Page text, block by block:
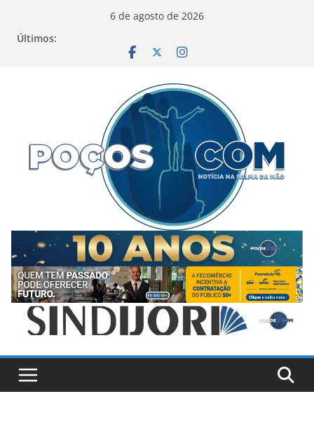
6 de agosto de 2026
Últimos: